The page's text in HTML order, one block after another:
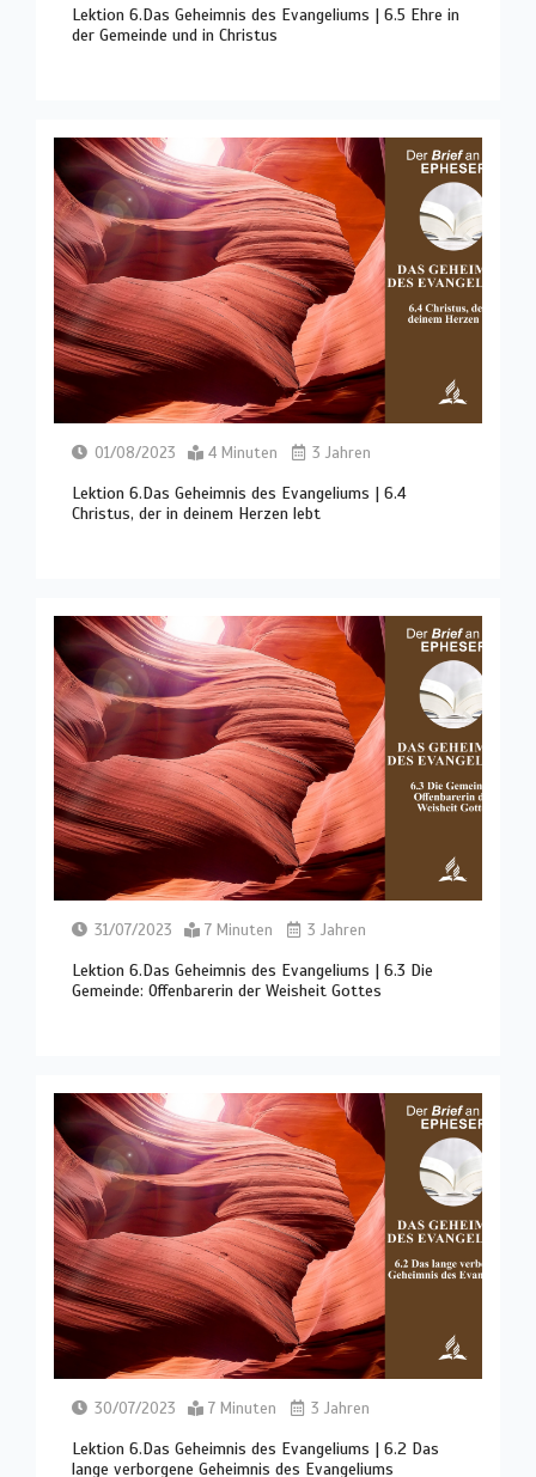
Lektion 6.Das Geheimnis des Evangeliums | 6.5 Ehre in
der Gemeinde und in Christus
01/08/2023 4 Minuten 3 Jahren
Lektion 6.Das Geheimnis des Evangeliums | 6.4
Christus, der in deinem Herzen lebt
31/07/2023 7 Minuten 3 Jahren
Lektion 6.Das Geheimnis des Evangeliums | 6.3 Die
Gemeinde: Offenbarerin der Weisheit Gottes
30/07/2023 7 Minuten 3 Jahren
Lektion 6.Das Geheimnis des Evangeliums | 6.2 Das
lange verborgene Geheimnis des Evangeliums